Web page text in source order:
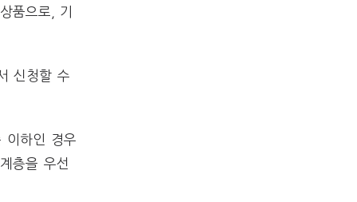
품으로, 기
신청할 수
이하인 경우
층을 우선